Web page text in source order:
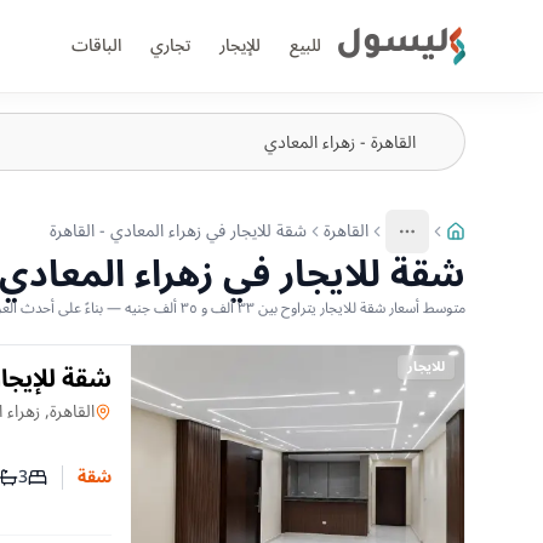
ليسول للبيع للإيجار تجاري الباقات
More
عرض المزيد من المسارات
القاهرة شقة للايجار في زهراء المعادي - القاهرة
شقة للايجار في زهراء
متوسط أسعار شقة للايجار يتراوح بين ٣٣ ألف و ٣٥ ألف جنيه — بناءً على أحدث العروض المتاحة
للايجار
سكن
شقةفي
القاهرة,
شقة
عدد3